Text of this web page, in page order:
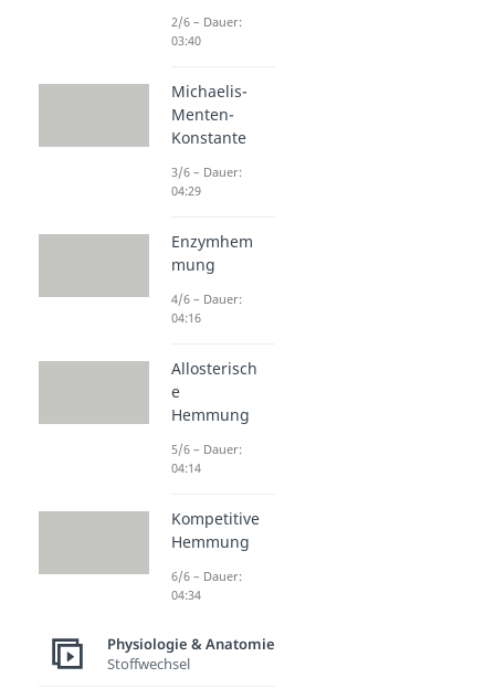
2/6 – Dauer:
03:40
Michaelis-
Menten-
Konstante
3/6 – Dauer:
04:29
Enzymhem
mung
4/6 – Dauer:
04:16
Allosterisch
e
Hemmung
5/6 – Dauer:
04:14
Kompetitive
Hemmung
6/6 – Dauer:
04:34
Physiologie & Anatomie
Stoffwechsel